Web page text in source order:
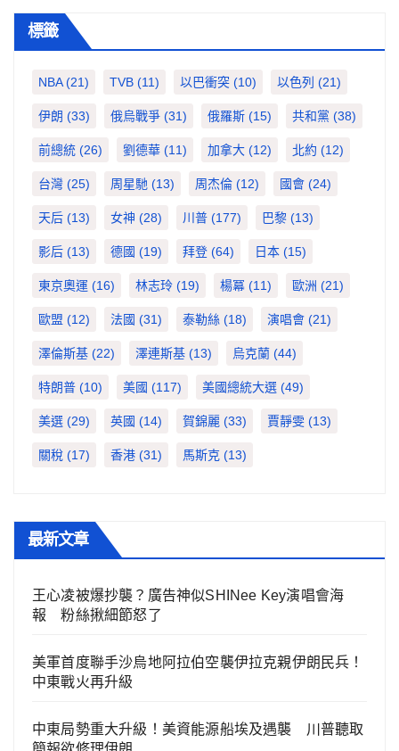
標籤
NBA(21) TVB (11) 以巴衝突 (10) 以色列 (21)
伊朗 (33) 俄烏戰爭 (31) 俄羅斯 (15) 共和黨 (38)
前總統 (26) 劉德華 (11) 加拿大 (12) 北約 (12)
台灣 (25) 周星馳 (13) 周杰倫 (12) 國會 (24)
天后 (13) 女神 (28) 川普 (177) 巴黎 (13)
影后 (13) 德國 (19) 拜登 (64) 日本 (15)
東京奧運 (16) 林志玲 (19) 楊冪 (11) 歐洲 (21)
歐盟 (12) 法國 (31) 泰勒絲 (18) 演唱會 (21)
澤倫斯基 (22) 澤連斯基 (13) 烏克蘭 (44)
特朗普 (10) 美國 (117) 美國總統大選 (49)
美選 (29) 英國 (14) 賀錦麗 (33) 賈靜雯 (13)
關稅 (17) 香港 (31) 馬斯克 (13)
最新文章
王心凌被爆抄襲？廣告神似SHINee Key演唱會海
報 粉絲揪細節怒了
美軍首度聯手沙烏地阿拉伯空襲伊拉克親伊朗民兵！
中東戰火再升級
中東局勢重大升級！美資能源船埃及遇襲 川普聽取